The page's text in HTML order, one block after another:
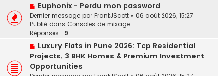
s
s
a
g
e
e
a
u
m
e
s
s
a
N
o
u
v
a
u
m
Euphonix - Perdu mon password
Dernier message par FrankJScott « 06 août 2026, 15:27
Publié dans Consoles de mixage
Réponses : 9
N
o
v
Luxury Flats in Pune 2026: Top Residential
Projects, 3 BHK Homes & Premium Investment
Opportunities